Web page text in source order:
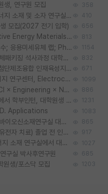
생, 연구원 모집 358
[성균관대학교] 나노과학기술학과 에너지 소재 및 소자 연구실 대학원생 모집 410
모집(2027 전기 입학) 656
[POSTECH 배터리공학과] Innovative Energy Materials Lab 대학원생 모집 (특성화대학원) 813
[싱가포르 난양공과대학교] 배주열 교수; 응용미세유체 랩; PhD/Postdoc/Visiting 모집 1154
인하대학교 제조혁신전문대학원 반도체패키징 석사과정 대학원생 모집 832
[부산대학교 에너지융합기술연구소] 첨단제조융합 인재육성지원 박사후연구원 채용 (이진홍 교수님 연구실) 671
한국과학기술연구원 (KIST), 청정에너지 연구센터, Electrochemical Materials and Devices (Emd) Lab에서 학생을 모집합니다. (연,고대) 1099
GIST 신경생물지능 연구실 | AI × BCI × Engineering × Neuroscience 이노코어 Post-doc 모집 886
[고려대학교] 차새대태양전지 연구실에서 학부인턴, 대학원생 및 Post.Doc.을 모집합니다. 1231
Applications 1083
한국세라믹기술원 바이오융합연구단 바이오신소재연구실 대학원생/학부인턴 모집 865
가톨릭의대 스마트 생체재료 연구실 (유전자 치료) 졸업 전 인턴 및 대학원생 모집 917
[성균관대학교] 전기화학 계면 및 에너지 소재 연구실에서 대학원생을 모집합니다. 1027
구실 박사후연구원 685
생/포스닥 모집 1203